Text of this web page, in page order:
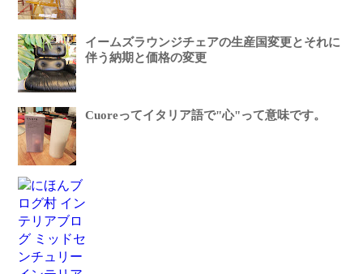
イームズラウンジチェアの生産国変更とそれに
伴う納期と価格の変更
Cuoreってイタリア語で"心"って意味です。